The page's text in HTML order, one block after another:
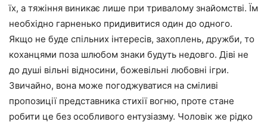
їх, а тяжіння виникає лише при тривалому знайомстві. Їм
необхідно гарненько придивитися один до одного.
Якщо не буде спільних інтересів, захоплень, дружби, то
коханцями поза шлюбом знаки будуть недовго. Діві не
до душі вільні відносини, божевільні любовні ігри.
Звичайно, вона може погоджуватися на сміливі
пропозиції представника стихії вогню, проте стане
робити це без особливого ентузіазму. Чоловік же рідко